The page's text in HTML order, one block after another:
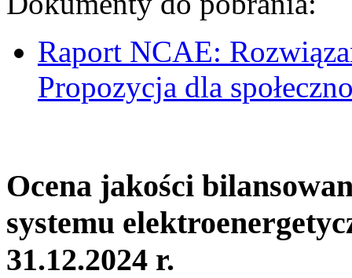
Raport NCAE:
Propozycja dla
Ocena jakości
systemu
31.12.2024 r.